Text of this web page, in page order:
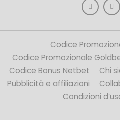
Codice
Codice Promozionale
Codice Bonus Netbet
Chi
Pubblicità e affiliazioni
Condizioni